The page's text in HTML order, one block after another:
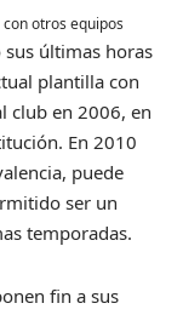
otros equipos
últimas horas
plantilla con
club en 2006, en
En 2010
puede
ser un
temporadas.
fin a sus